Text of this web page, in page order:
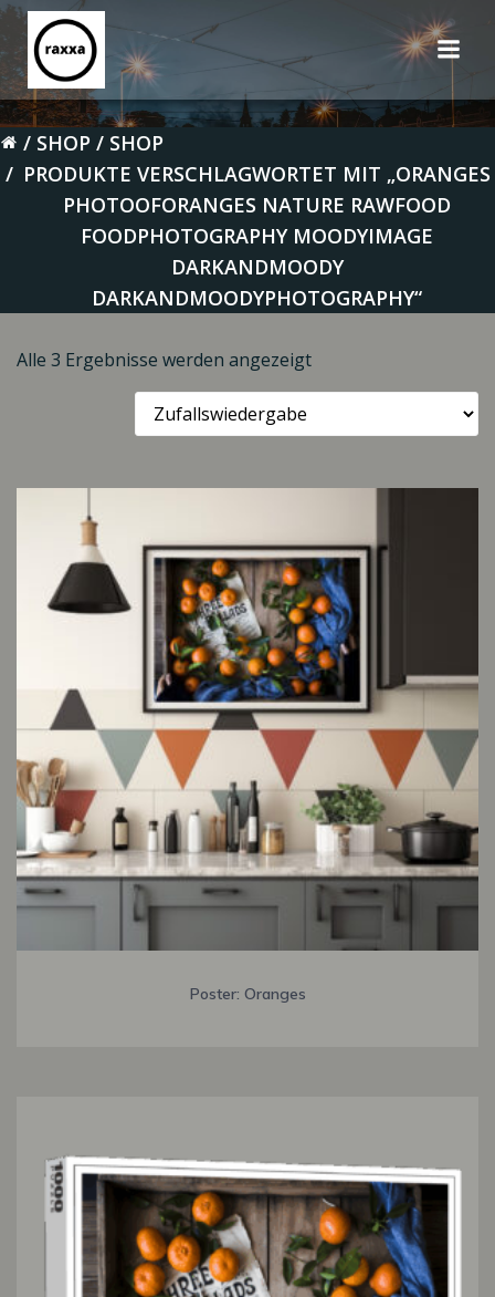
springen
SHOP
SHOP
PRODUKTE VERSCHLAGWORTET MIT „ORANGES
PHOTOOFORANGES NATURE RAWFOOD
FOODPHOTOGRAPHY MOODYIMAGE
DARKANDMOODY
DARKANDMOODYPHOTOGRAPHY“
Alle 3 Ergebnisse werden angezeigt
Poster: Oranges